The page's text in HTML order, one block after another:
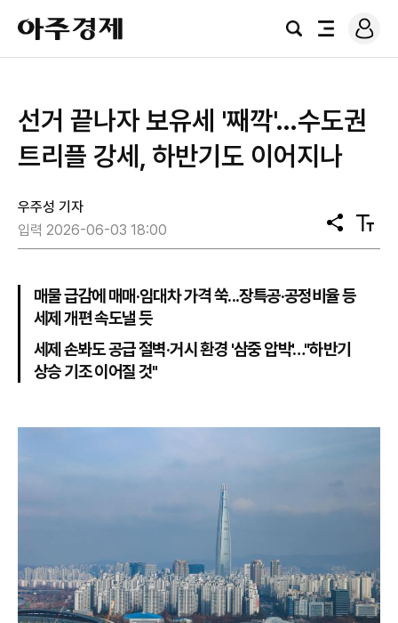
아
주
경
검
전
로
그
선거 끝나자 보유세 '째깍'…수도권
트리플 강세, 하반기도 이어지나
우주성 기자
입력 2026-06-03 18:00
공
유
텍
스
매물 급감에 매매·임대차 가격 쑥...장특공·공정비율 등
세제 개편 속도낼 듯
세제 손봐도 공급 절벽·거시 환경 '삼중 압박'…"하반기
상승 기조 이어질 것"